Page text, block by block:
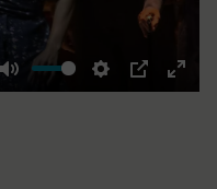
Mute Settings
PIP
Enter